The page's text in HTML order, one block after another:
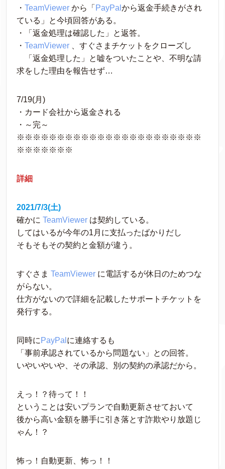
・ TeamViewer から「 PayPal から返金手続きがされ
ている」と今頃回答がある。
・「返金処理は確認した」と返答。
・ TeamViewer 、すぐさまチケットをクローズし
「返金処理した」と嘘をついたことや、不明な請
求をした理由を報告せず…
7/19(月)
・カード会社から返金される
・～完～
※※※※※※※※※※※※※※※※※※※※※※※
※※※※※※※
詳細
2021/7/3(土)
確かに TeamViewer は契約している。
してはいるが今年の1月に支払ったばかりだし
そもそもその契約と金額が違う。
すぐさま TeamViewer に電話するが休日のためつな
がらない。
仕方がないので詳細を記載したサポートチケットを
発行する。
同時に PayPal に連絡するも
「事前承認されているから問題ない」との回答。
いやいやいや、その承認、別の契約の承認だから。
えっ！？待って！！
ということは安いプランで自動更新させておいて
後から高い金額を勝手に引き落とす詐欺やり放題じ
ゃん！？
怖っ！自動更新、怖っ！！